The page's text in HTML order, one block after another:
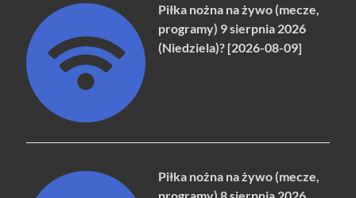
Piłka nożna na żywo (mecze,
programy) 9 sierpnia 2026
(Niedziela)? [2026-08-09]
Piłka nożna na żywo (mecze,